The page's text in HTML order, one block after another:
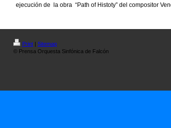
ejecución de la obra “Path of Histoty” del compositor
Print | Sitemap
© Prensa Orquesta Sinfónica de Falcón